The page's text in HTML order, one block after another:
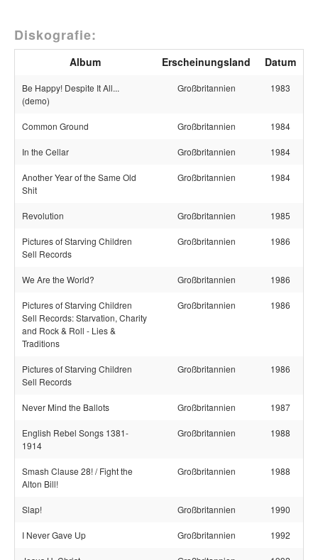
Diskografie:
Album Erscheinungsland Datum
Be Happy! Despite It All...
(demo)
Großbritannien 1983
Common Ground Großbritannien 1984
In the Cellar Großbritannien 1984
Another Year of the Same Old
Shit
Großbritannien 1984
Revolution Großbritannien 1985
Pictures of Starving Children
Sell Records
Großbritannien 1986
We Are the World? Großbritannien 1986
Pictures of Starving Children
Sell Records: Starvation, Charity
and Rock & Roll - Lies &
Traditions
Großbritannien 1986
Pictures of Starving Children
Sell Records
Großbritannien 1986
Never Mind the Ballots Großbritannien 1987
English Rebel Songs 1381-
1914
Großbritannien 1988
Smash Clause 28! / Fight the
Alton Bill!
Großbritannien 1988
Slap! Großbritannien 1990
I Never Gave Up Großbritannien 1992